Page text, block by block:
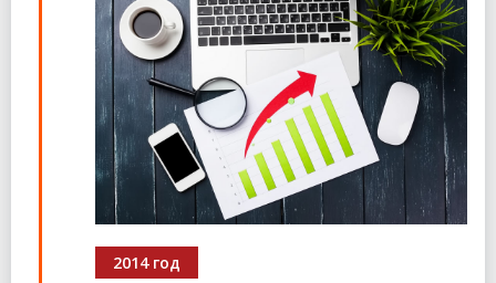
2014 год